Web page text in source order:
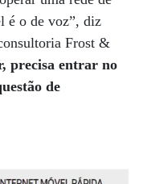
é o de voz”, diz
Frost &
precisa entrar no
de